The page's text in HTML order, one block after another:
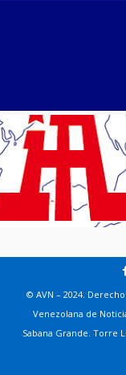
© AVN – 2024.
Venezolana de
Sabana Grande. Torre